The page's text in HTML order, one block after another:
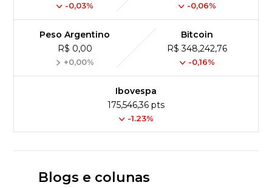
-0,03% -0,06%
Peso Argentino
R$ 0,00
+0,00%
Bitcoin
R$ 348,242,76
-0,16%
Ibovespa
175,546,36 pts
-1.23%
Blogs e colunas